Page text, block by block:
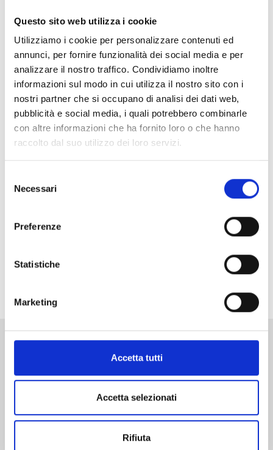
Questo sito web utilizza i cookie
Utilizziamo i cookie per personalizzare contenuti ed
annunci, per fornire funzionalità dei social media e per
analizzare il nostro traffico. Condividiamo inoltre
informazioni sul modo in cui utilizza il nostro sito con i
nostri partner che si occupano di analisi dei dati web,
pubblicità e social media, i quali potrebbero combinarle
con altre informazioni che ha fornito loro o che hanno
raccolto dal suo utilizzo dei loro servizi.
delNecessari
Preferenze
Statistiche
Marketing
Accetta tutti
Accetta selezionati
Rifiuta
Principaux secteurs
d'intervention
aujourd'hui
Éducation en situation d'urgence
droits de l'homme
Découvrez où nous opérons Tchad